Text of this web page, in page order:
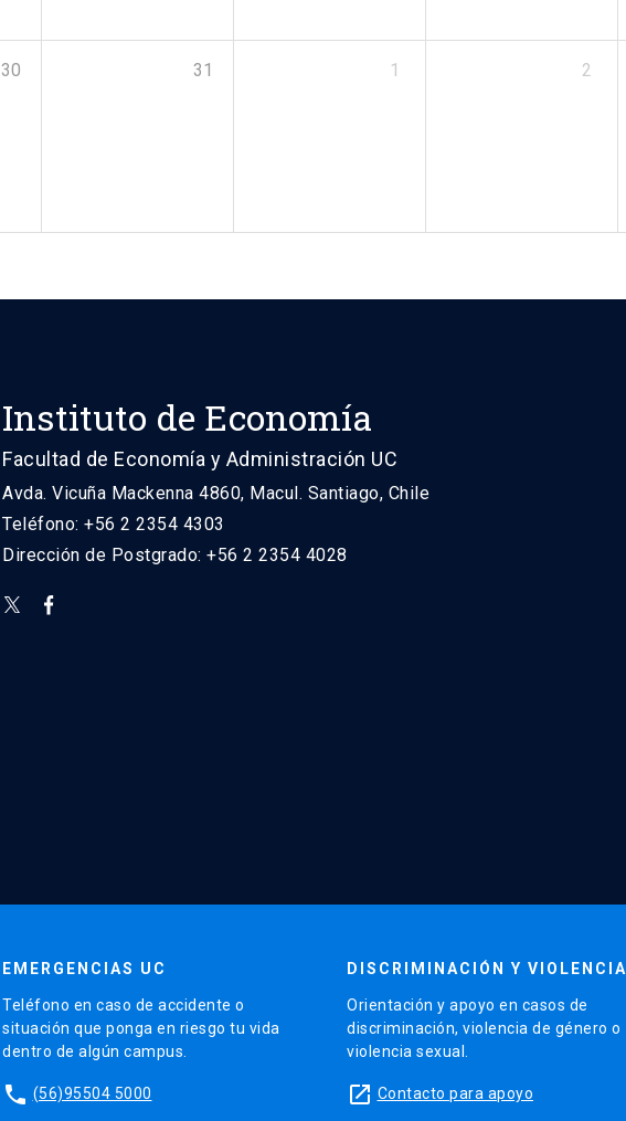
30 31 1 2
Instituto de Economía
Facultad de Economía y Administración UC
Avda. Vicuña Mackenna 4860, Macul. Santiago, Chile
Teléfono: +56 2 2354 4303
Dirección de Postgrado: +56 2 2354 4028
EMERGENCIAS UC
Teléfono en caso de accidente o
situación que ponga en riesgo tu vida
dentro de algún campus.
phone (56)95504 5000
DISCRIMINACIÓN Y VIOLENCIA
Orientación y apoyo en casos de
discriminación, violencia de género o
violencia sexual.
launch Contacto para apoyo